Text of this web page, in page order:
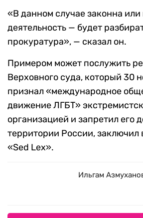
«В данном случае законна или
деятельность — будет
прокуратура», — сказал он.
Примером может послужить
Верховного суда, который 30
признал «международное
движение ЛГБТ»
организацией и запретил его
территории России,
«Sed Lex».
Ильгам